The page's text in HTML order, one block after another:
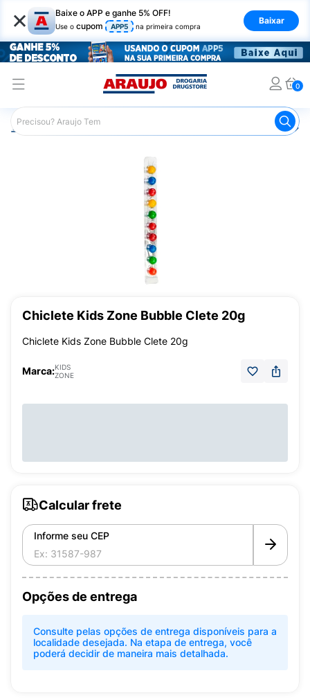
× Baixe o APP e ganhe 5% OFF!
Use o cupom APP5 na primeira compra
Baixar
0
Araujo Mercado Chicletes
Chiclete Kids Zone Bubble Clete 20g
Chiclete Kids Zone Bubble Clete 20g
Marca:KIDS
ZONE
Calcular frete
Informe seu CEP
Opções de entrega
Consulte pelas opções de entrega disponíveis para a
localidade desejada. Na etapa de entrega, você
poderá decidir de maneira mais detalhada.